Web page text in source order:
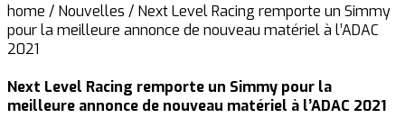
home / Nouvelles / Next Level Racing remporte un Simmy
pour la meilleure annonce de nouveau matériel à l’ADAC
2021
Next Level Racing remporte un Simmy pour la
meilleure annonce de nouveau matériel à l’ADAC 2021